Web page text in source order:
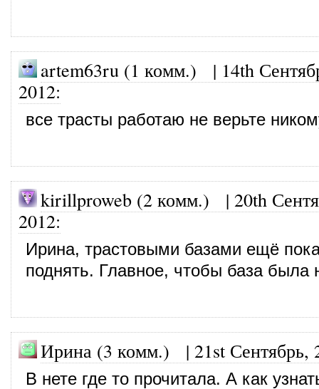
artem63ru (1 комм.) | 14th
2012:
все трасты работаю не верьте
kirillproweb (2 комм.) | 20th
2012:
Ирина, трастовыми базами ещё
поднять. Главное, чтобы база была
Ирина (3 комм.) | 21st Сентябрь,
В нете где то прочитала. А как